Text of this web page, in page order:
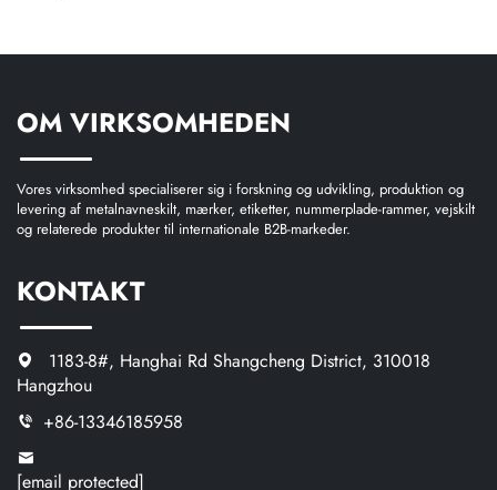
OM VIRKSOMHEDEN
Vores virksomhed specialiserer sig i forskning og udvikling, produktion og
levering af metalnavneskilt, mærker, etiketter, nummerplade-rammer, vejskilt
og relaterede produkter til internationale B2B-markeder.
KONTAKT
1183-8#, Hanghai Rd Shangcheng District, 310018
Hangzhou
+86-13346185958
[email protected]